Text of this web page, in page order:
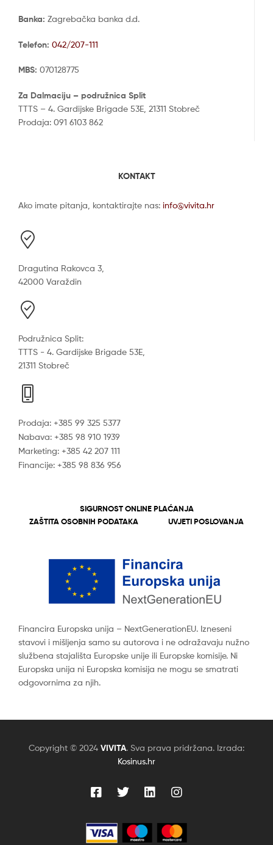
Banka: Zagrebačka banka d.d.
Telefon: 042/207-111
MBS: 070128775
Za Dalmaciju – podružnica Split
TTTS – 4. Gardijske Brigade 53E, 21311 Stobreč
Prodaja: 091 6103 862
KONTAKT
Ako imate pitanja, kontaktirajte nas: info@vivita.hr
Dragutina Rakovca 3,
42000 Varaždin
Podružnica Split:
TTTS - 4. Gardijske Brigade 53E,
21311 Stobreč
Prodaja: +385 99 325 5377
Nabava: +385 98 910 1939
Marketing: +385 42 207 111
Financije: +385 98 836 956
SIGURNOST ONLINE PLAĆANJA
ZAŠTITA OSOBNIH PODATAKA
UVJETI POSLOVANJA
Financira Europska unija – NextGenerationEU. Izneseni
stavovi i mišljenja samo su autorova i ne odražavaju nužno
službena stajališta Europske unije ili Europske komisije. Ni
Europska unija ni Europska komisija ne mogu se smatrati
odgovornima za njih.
Copyright © 2024 VIVITA. Sva prava pridržana. Izrada:
Kosinus.hr